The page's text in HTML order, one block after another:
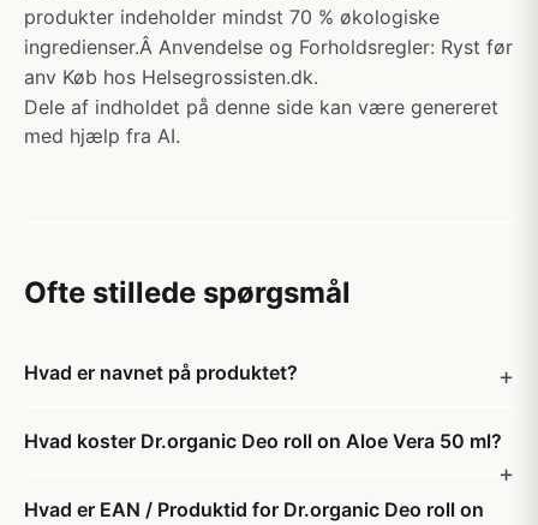
produkter indeholder mindst 70 % økologiske
ingredienser.Â Anvendelse og Forholdsregler: Ryst før
anv Køb hos Helsegrossisten.dk.
Dele af indholdet på denne side kan være genereret
med hjælp fra AI.
Ofte stillede spørgsmål
Hvad er navnet på produktet?
Hvad koster Dr.organic Deo roll on Aloe Vera 50 ml?
Hvad er EAN / Produktid for Dr.organic Deo roll on